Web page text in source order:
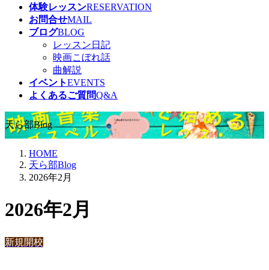
体験レッスンRESERVATION
お問合せMAIL
ブログBLOG
レッスン日記
映画こぼれ話
曲解説
イベントEVENTS
よくあるご質問Q&A
天ら部Blog
HOME
天ら部Blog
2026年2月
2026年2月
新規開校